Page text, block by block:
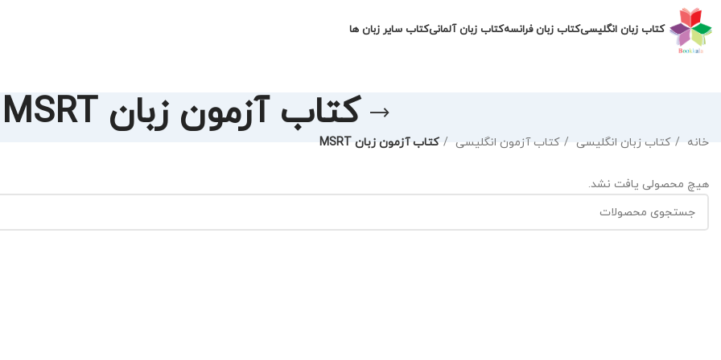
کتاب زبان انگلیسیکتاب زبان فرانسهکتاب زبان آلمانیکتاب سایر زبان ها
کتاب آزمون زبان MSRT
خانه کتاب زبان انگلیسی کتاب آزمون انگلیسی کتاب آزمون زبان MSRT
هیچ محصولی یافت نشد.